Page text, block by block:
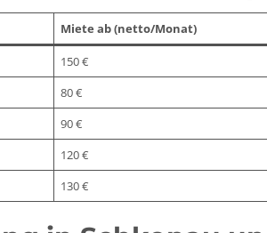
Miete ab (netto/Monat)
150 €
80 €
90 €
120 €
130 €